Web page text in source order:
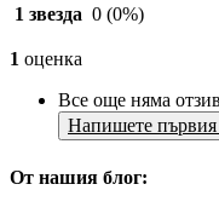
1 звезда 0 (0%)
1 оценка
Все още няма
Напишете първия
От нашия блог: